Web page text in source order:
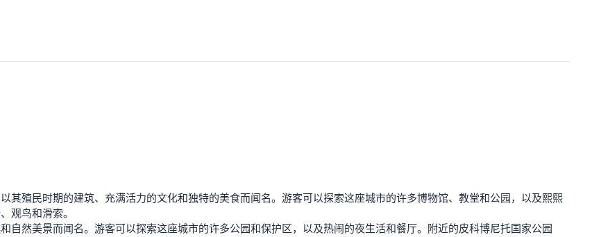
其殖民时期的建筑、充满活力的文化和独特的美食而闻名。游客可以探索这座城市的许多博物馆、教堂和公园，以及熙熙
观鸟和滑索。
自然美景而闻名。游客可以探索这座城市的许多公园和保护区，以及热闹的夜生活和餐厅。附近的皮科博尼托国家公园